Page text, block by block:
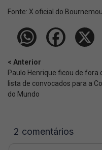
Fonte: X oficial do
< Anterior
Paulo Henrique ficou de fora
lista de convocados para a
do Mundo